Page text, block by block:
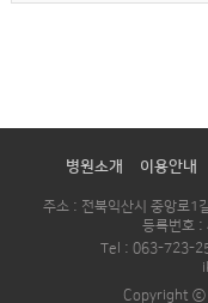
병원소개 이용안내
주소 : 전북익산시 중앙로1
등록번호
Tel : 063-723-
Copyright ⓒ